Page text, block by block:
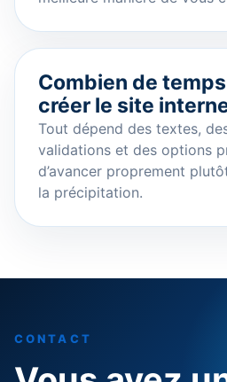
Combien de
créer le site
Tout dépend des textes,
validations et des options
d’avancer proprement
la précipitation.
CONTACT